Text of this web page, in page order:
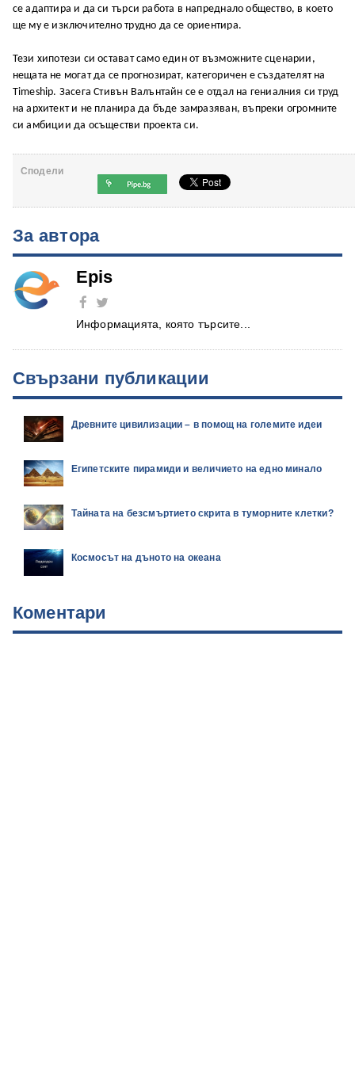
се адаптира и да си търси работа в напреднало общество, в което
ще му е изключително трудно да се ориентира.
Тези хипотези си остават само един от възможните сценарии,
нещата не могат да се прогнозират, категоричен е създателят на
Timeship. Засега Стивън Валънтайн се е отдал на гениалния си труд
на архитект и не планира да бъде замразяван, въпреки огромните
си амбиции да осъществи проекта си.
Сподели
За автора
Epis
Информацията, която търсите...
Свързани публикации
Древните цивилизации – в помощ на големите идеи
Египетските пирамиди и величието на едно минало
Тайната на безсмъртието скрита в туморните клетки?
Космосът на дъното на океана
Коментари